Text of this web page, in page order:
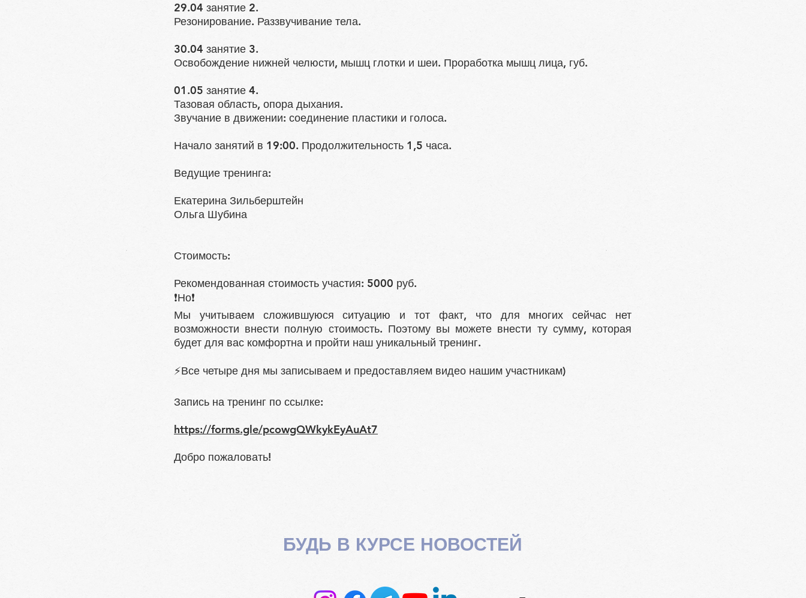
29.04 занятие 2.
Резонирование. Раззвучивание тела.
30.04 занятие 3.
Освобождение нижней челюсти, мышц глотки и шеи. Проработка мышц лица, губ.
01.05 занятие 4.
Тазовая область, опора дыхания.
Звучание в движении: соединение пластики и голоса.
Начало занятий в 19:00. Продолжительность 1,5 часа.
Ведущие тренинга:
Екатерина Зильберштейн
Ольга Шубина
Стоимость:
Рекомендованная стоимость участия: 5000 руб.
❗Но❗
Мы учитываем сложившуюся ситуацию и тот факт, что для многих сейчас нет
возможности внести полную стоимость. Поэтому вы можете внести ту сумму, которая
будет для вас комфортна и пройти наш уникальный тренинг.
⚡Все четыре дня мы записываем и предоставляем видео нашим участникам)
Запись на тренинг по ссылке:
https://forms.gle/pcowgQWkykEyAuAt7
Добро пожаловать!
БУДЬ В КУРСЕ НОВОСТЕЙ